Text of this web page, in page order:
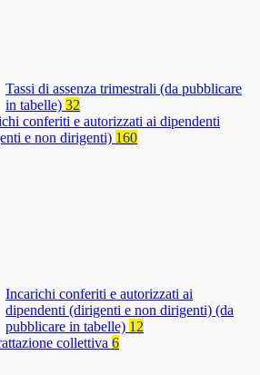
Tassi di assenza trimestrali (da pubblicare
in tabelle) 32
conferiti e autorizzati ai dipendenti
e non dirigenti) 160
Incarichi conferiti e autorizzati ai
dipendenti (dirigenti e non dirigenti) (da
pubblicare in tabelle) 12
collettiva 6